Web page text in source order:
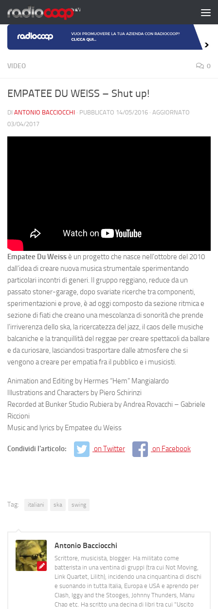
Salta al contenuto
VIDEO 0
EMPATEE DU WEISS – Shut up!
DI ANTONIO BACCIOCCHI · PUBBLICATO 14/05/2016 · AGGIORNATO
03/04/2017
Empatee Du Weissè un progetto che nasce nell’ottobre del 2010
dall’idea di creare nuova musica strumentale sperimentando
particolari incontri di generi. Il gruppo reggiano, reduce da un
passato stoner-garage, dopo svariate ricerche tra componenti,
sperimentazioni e prove, è ad oggi composto da sezione ritmica e
sezione di fiati che creano una mescolanza di sonorità che prende
l’irriverenza dello ska, la ricercatezza del jazz, il caos delle musiche
balcaniche e la tranquillità del reggae per creare spettacoli da ballare
e da curiosare, lasciandosi trasportare dalle atmosfere che si
vengono a creare per empatia fra il pubblico e i musicisti.
Animation and Editing by Hermes “Hem” Mangialardo
Illustrations and Characters by Piero Schirinzi
Recorded at Bunker Studio Rubiera by Andrea Rovacchi – Gabriele
Riccioni
Music and lyrics by Empatee du Weiss
Condividi l'articolo: on Twitter on Facebook
Tag: italiani ska swing
Antonio Bacciocchi
Scrittore, musicista, blogger. Ha militato come
batterista in una ventina di gruppi (tra cui Not Moving,
Link Quartet, Lilith), incidendo una cinquantina di dischi
e suonando in tutta Italia, Europa e USA e aprendo per
Clash, Iggy and the Stooges, Johnny Thunders, Manu
Chao etc. Ha scritto una decina di libri tra cui "Uscito